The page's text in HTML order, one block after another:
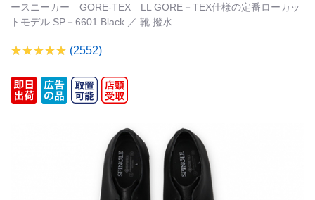
ースニーカー GORE-TEX LL GORE－TEX仕様の定番ローカッ
トモデル SP－6601 Black ／ 靴 撥水
(2552)